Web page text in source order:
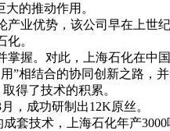
的推动作用。
优势，该公司早在上世
。
。对此，上海石化在中
相结合的协同创新之路，
得了技术的积累。
，成功研制出12K原丝。
技术，上海石化年产